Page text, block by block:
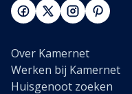
Over Kamernet
Werken bij Kamernet
Huisgenoot zoeken